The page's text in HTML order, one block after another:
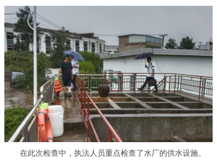
在此次检查中，执法人员重点检查了水厂的供水设施、